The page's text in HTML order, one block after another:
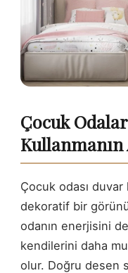
Çocuk
Çocuk odası duvar
dekoratif bir
odanın enerjisini
kendilerini daha
olur. Doğru desen
Bu makaleyi
Facebook'ta
Paylaş
X'te
paylaşPin